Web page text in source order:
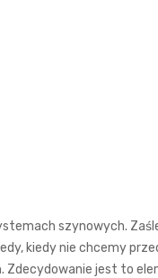
szynowych.
kiedy nie chcemy
jest to